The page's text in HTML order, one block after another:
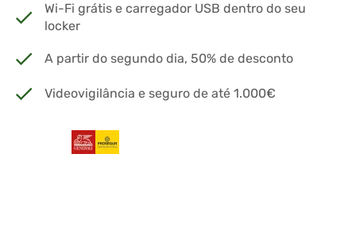
Wi-Fi grátis e carregador USB dentro do seu
locker
A partir do segundo dia, 50% de desconto
Videovigilância e seguro de até 1.000€